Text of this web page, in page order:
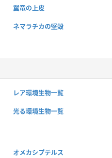
翼竜の上皮
ネマラチカの堅殻
レア環境生物一覧
光る環境生物一覧
オメカシプテルス